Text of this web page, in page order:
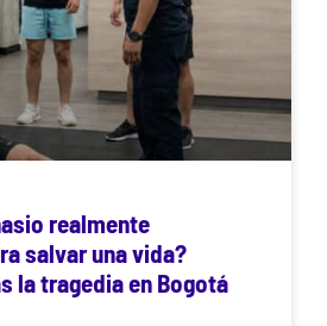
realmente
salvar una vida?
la tragedia en Bogotá